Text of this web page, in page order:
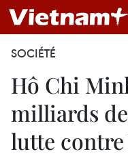
SOCIÉTÉ
Hô Chi
milliards
lutte contre